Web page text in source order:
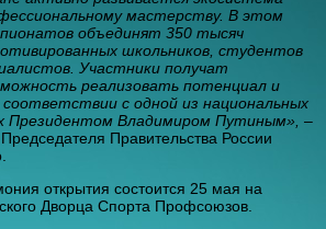
мастерству. В этом
объединят 350 тысяч
школьников, студентов
Участники получат
реализовать потенциал и
с одной из национальных
Президентом Владимиром Путиным», –
Правительства России
открытия состоится 25 мая на
Дворца Спорта Профсоюзов.